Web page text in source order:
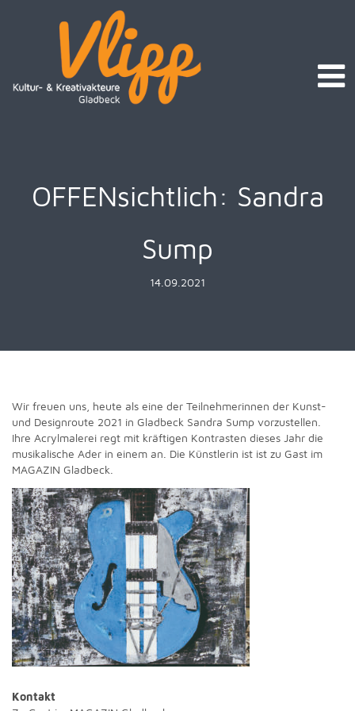
OFFENsichtlich: Sandra
Sump
14.09.2021
Wir freuen uns, heute als eine der Teilnehmerinnen der Kunst-
und Designroute 2021 in Gladbeck Sandra Sump vorzustellen.
Ihre Acrylmalerei regt mit kräftigen Kontrasten dieses Jahr die
musikalische Ader in einem an. Die Künstlerin ist ist zu Gast im
MAGAZIN Gladbeck.
Kontakt